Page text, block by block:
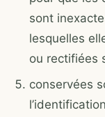
sont
lesquelles
ou rectifiées
conservées